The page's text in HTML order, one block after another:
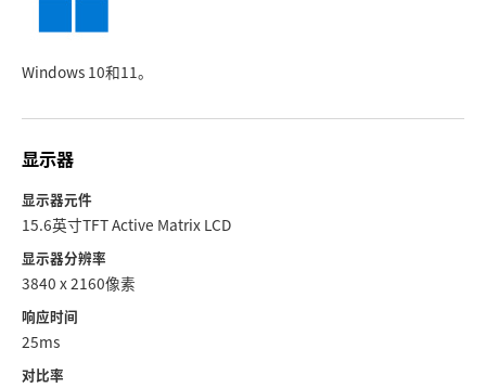
Windows 10和11。
显示器
显示器元件
15.6英寸TFT Active Matrix LCD
显示器分辨率
3840 x 2160像素
响应时间
25ms
对比率